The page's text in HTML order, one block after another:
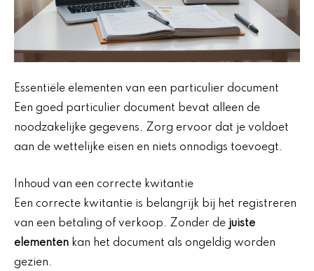
Essentiële elementen van een particulier document
Een goed particulier document bevat alleen de
noodzakelijke gegevens. Zorg ervoor dat je voldoet
aan de wettelijke eisen en niets onnodigs toevoegt.
Inhoud van een correcte kwitantie
Een correcte kwitantie is belangrijk bij het registreren
van een betaling of verkoop. Zonder de juiste
elementen kan het document als ongeldig worden
gezien.